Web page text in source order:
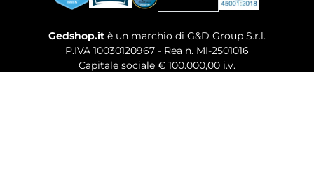
Gedshop.it è un marchio di G&D Group S.r.l.
P.IVA 10030120967 - Rea n. MI-2501016
Capitale sociale € 100.000,00 i.v.